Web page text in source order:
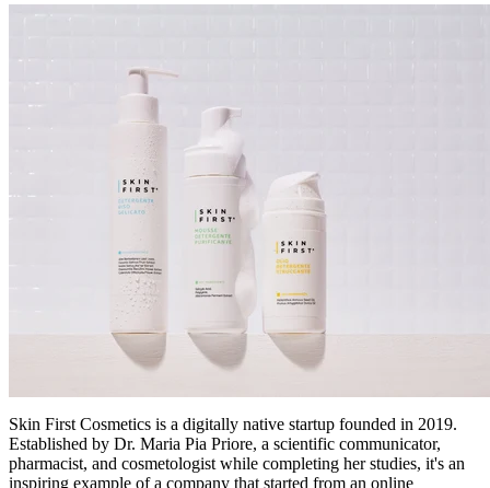
Skin First Cosmetics is a digitally native startup founded in 2019.
Established by Dr. Maria Pia Priore, a scientific communicator,
pharmacist, and cosmetologist while completing her studies, it's an
inspiring example of a company that started from an online